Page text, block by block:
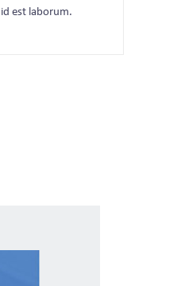
est laborum.